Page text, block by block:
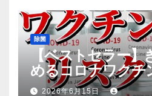
除菌
【ベストセラー
めるコロナワクチ
法【本要約】
2026年6月15日